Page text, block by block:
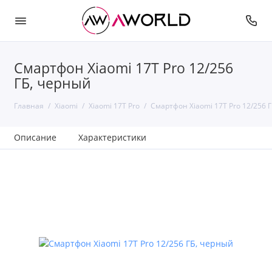
Смартфон Xiaomi 17T Pro 12/256
ГБ, черный
Главная Xiaomi Xiaomi 17T Pro Смартфон Xiaomi 17T Pro 12/256
Описание Характеристики